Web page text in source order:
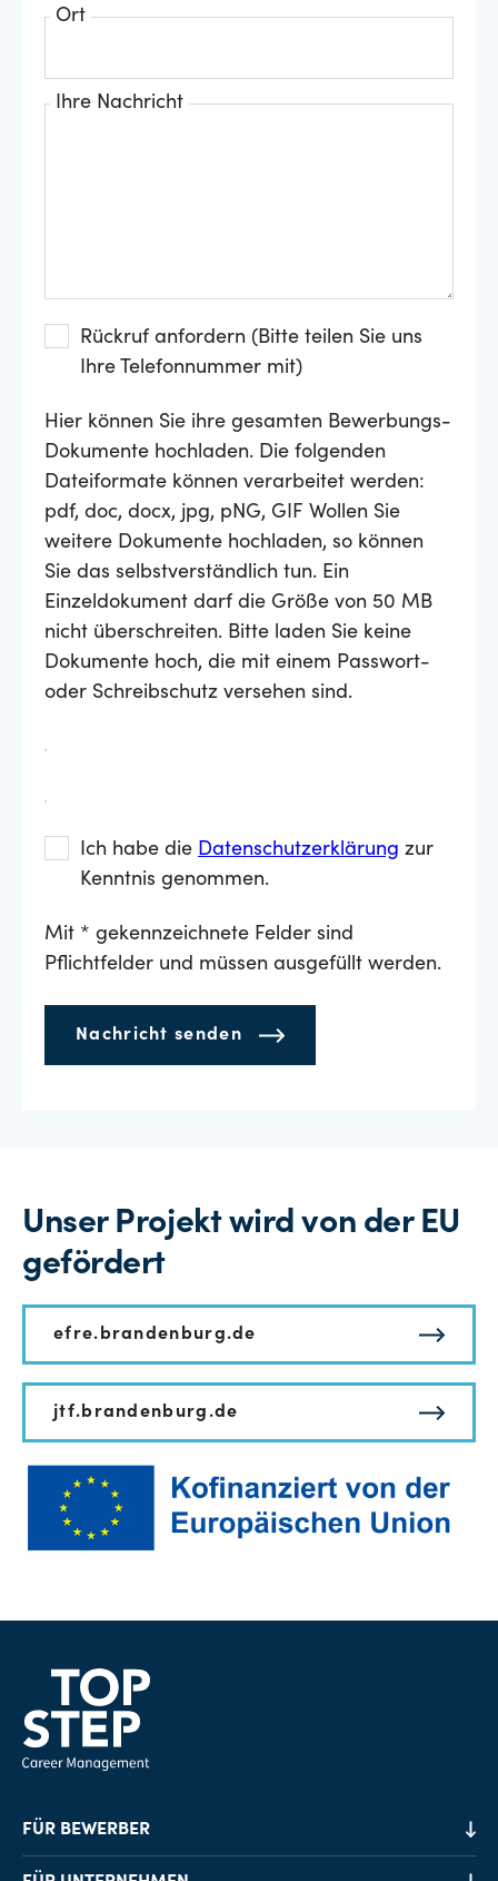
Ort
Ihre Nachricht
Rückruf anfordern (Bitte teilen Sie uns
Ihre Telefonnummer mit)
Hier können Sie ihre gesamten Bewerbungs-
Dokumente hochladen. Die folgenden
Dateiformate können verarbeitet werden:
pdf, doc, docx, jpg, pNG, GIF Wollen Sie
weitere Dokumente hochladen, so können
Sie das selbstverständlich tun. Ein
Einzeldokument darf die Größe von 50 MB
nicht überschreiten. Bitte laden Sie keine
Dokumente hoch, die mit einem Passwort-
oder Schreibschutz versehen sind.
Ich habe die Datenschutzerklärung zur
Kenntnis genommen.
Mit * gekennzeichnete Felder sind
Pflichtfelder und müssen ausgefüllt werden.
Nachricht senden
Unser Projekt wird von der EU
gefördert
efre.brandenburg.de
jtf.brandenburg.de
FÜR BEWERBER
Job-Finder